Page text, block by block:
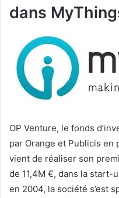
dans
OP Venture, le fonds
par Orange et Publicis en
vient de réaliser son
de 11,4M €, dans la start-
en 2004, la société s’est